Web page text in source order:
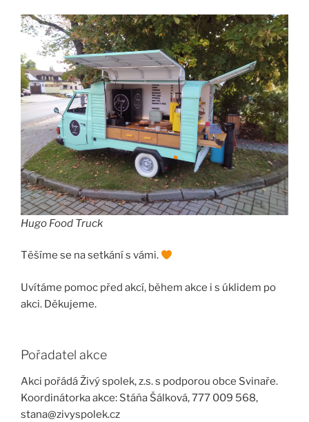
Hugo Food Truck
Těšíme se na setkání s vámi.
Uvítáme pomoc před akcí, během akce i s úklidem po
akci. Děkujeme.
Pořadatel akce
Akci pořádá Živý spolek, z.s. s podporou obce Svinaře.
Koordinátorka akce: Stáňa Šálková, 777 009 568,
stana@zivyspolek.cz